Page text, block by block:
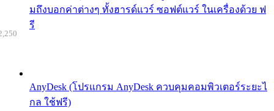
มถึงบอกค่าต่างๆ ทั้งฮารด์แวร์ ซอฟต์แวร์ ในเครื่องด้วย ฟ
รี
AnyDesk (โปรแกรม AnyDesk ควบคุมคอมพิวเตอร์ระยะไ
กล ใช้ฟรี)